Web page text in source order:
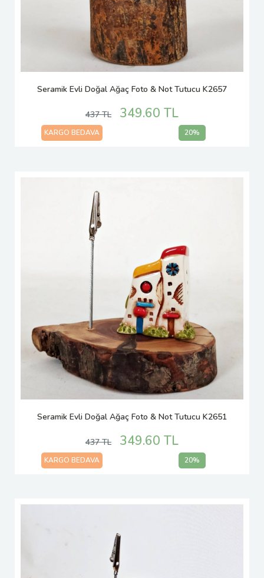
Seramik Evli Doğal Ağaç Foto & Not Tutucu K2657
437 TL 349.60 TL
KARGO BEDAVA 20%
Seramik Evli Doğal Ağaç Foto & Not Tutucu K2651
437 TL 349.60 TL
KARGO BEDAVA 20%